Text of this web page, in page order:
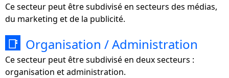
Ce secteur peut être subdivisé en secteurs des médias,
du marketing et de la publicité.
📑 Organisation / Administration
Ce secteur peut être subdivisé en deux secteurs :
organisation et administration.